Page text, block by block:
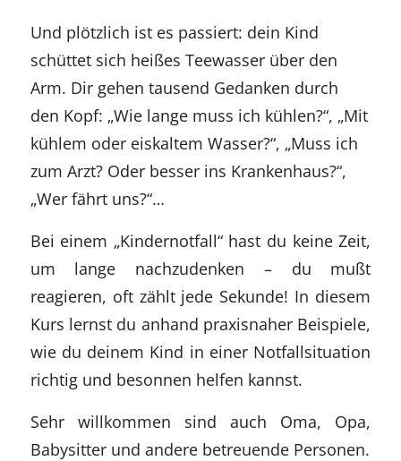
Und plötzlich ist es passiert: dein Kind
schüttet sich heißes Teewasser über den
Arm. Dir gehen tausend Gedanken durch
den Kopf: „Wie lange muss ich kühlen?“, „Mit
kühlem oder eiskaltem Wasser?“, „Muss ich
zum Arzt? Oder besser ins Krankenhaus?“,
„Wer fährt uns?“…
Bei einem „Kindernotfall“ hast du keine Zeit,
um lange nachzudenken – du mußt
reagieren, oft zählt jede Sekunde! In diesem
Kurs lernst du anhand praxisnaher Beispiele,
wie du deinem Kind in einer Notfallsituation
richtig und besonnen helfen kannst.
Sehr willkommen sind auch Oma, Opa,
Babysitter und andere betreuende Personen.